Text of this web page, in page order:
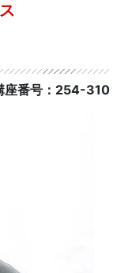
座番号：254-310